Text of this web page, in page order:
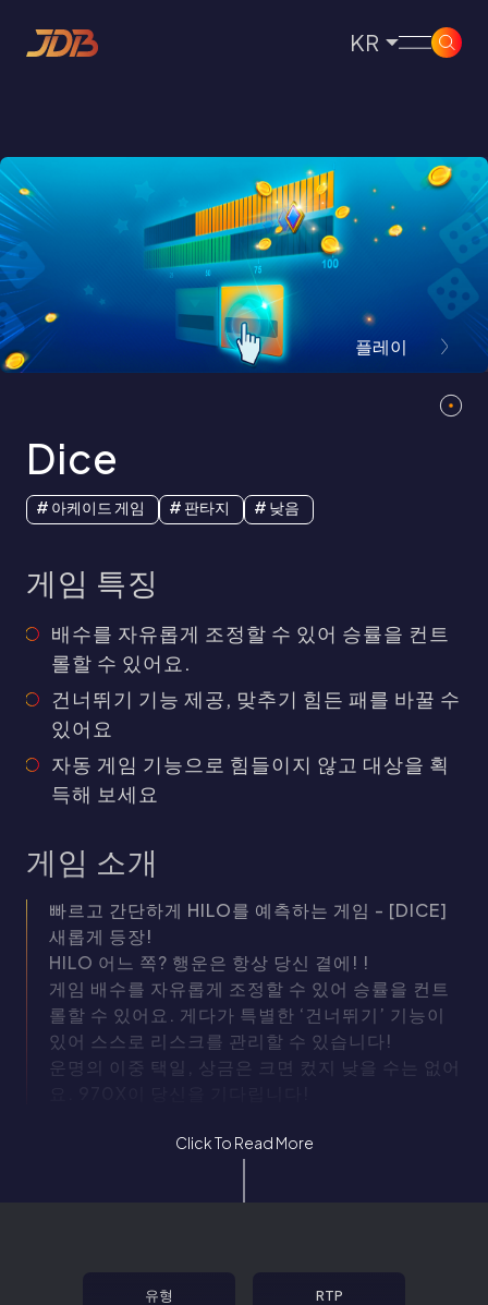
KR
ES
TH
JDB 소개
게임
04 서비스
문의하기
공지사항
# 아케이드 게임 # 피쉬 슈팅 게임
# 게임
# 빙고
인기 게임
부자 플랫폼, 모두가 새로운 업그레이드
된 버전 '보물 그릇
플레이
Dice
# 아케이드 게임 # 판타지 # 낮음
게임 특징
배수를 자유롭게 조정할 수 있어 승률을 컨트
롤할 수 있어요.
건너뛰기 기능 제공, 맞추기 힘든 패를 바꿀 수
있어요
자동 게임 기능으로 힘들이지 않고 대상을 획
득해 보세요
게임 소개
빠르고 간단하게 HILO를 예측하는 게임 - [DICE]
새롭게 등장!
HILO 어느 쪽? 행운은 항상 당신 곁에! !
게임 배수를 자유롭게 조정할 수 있어 승률을 컨트
롤할 수 있어요. 게다가 특별한 ‘건너뛰기’ 기능이
있어 스스로 리스크를 관리할 수 있습니다!
운명의 이중 택일, 상금은 크면 컸지 낮을 수는 없어
Click To Read More
유형 RTP